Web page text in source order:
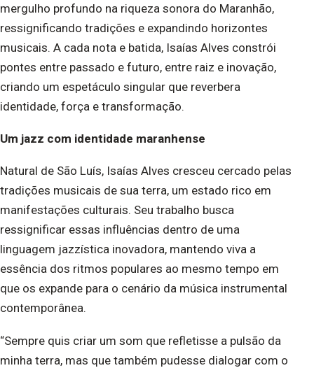
mergulho profundo na riqueza sonora do Maranhão,
ressignificando tradições e expandindo horizontes
musicais. A cada nota e batida, Isaías Alves constrói
pontes entre passado e futuro, entre raiz e inovação,
criando um espetáculo singular que reverbera
identidade, força e transformação.
Um jazz com identidade maranhense
Natural de São Luís, Isaías Alves cresceu cercado pelas
tradições musicais de sua terra, um estado rico em
manifestações culturais. Seu trabalho busca
ressignificar essas influências dentro de uma
linguagem jazzística inovadora, mantendo viva a
essência dos ritmos populares ao mesmo tempo em
que os expande para o cenário da música instrumental
contemporânea.
“Sempre quis criar um som que refletisse a pulsão da
minha terra, mas que também pudesse dialogar com o